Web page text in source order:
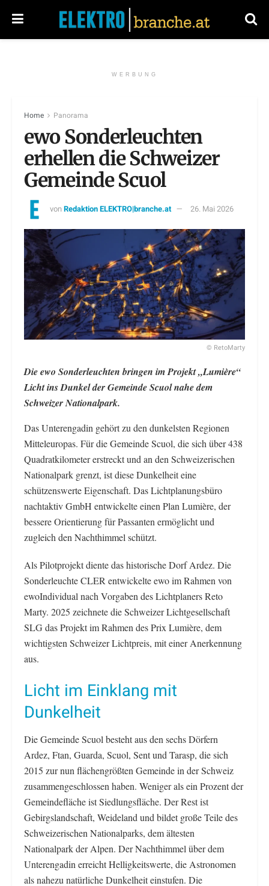
WERBUNG
Home Panorama
ewo Sonderleuchten
erhellen die Schweizer
Gemeinde Scuol
vonRedaktion ELEKTRO|branche.at 26. Mai 2026
© RetoMarty
Die ewo Sonderleuchten bringen im Projekt „Lumière“
Licht ins Dunkel der Gemeinde Scuol nahe dem
Schweizer Nationalpark.
Das Unterengadin gehört zu den dunkelsten Regionen
Mitteleuropas. Für die Gemeinde Scuol, die sich über 438
Quadratkilometer erstreckt und an den Schweizerischen
Nationalpark grenzt, ist diese Dunkelheit eine
schützenswerte Eigenschaft. Das Lichtplanungsbüro
nachtaktiv GmbH entwickelte einen Plan Lumière, der
bessere Orientierung für Passanten ermöglicht und
zugleich den Nachthimmel schützt.
Als Pilotprojekt diente das historische Dorf Ardez. Die
Sonderleuchte CLER entwickelte ewo im Rahmen von
ewoIndividual nach Vorgaben des Lichtplaners Reto
Marty. 2025 zeichnete die Schweizer Lichtgesellschaft
SLG das Projekt im Rahmen des Prix Lumière, dem
wichtigsten Schweizer Lichtpreis, mit einer Anerkennung
aus.
Licht im Einklang mit
Dunkelheit
Die Gemeinde Scuol besteht aus den sechs Dörfern
Ardez, Ftan, Guarda, Scuol, Sent und Tarasp, die sich
2015 zur nun flächengrößten Gemeinde in der Schweiz
zusammengeschlossen haben. Weniger als ein Prozent der
Gemeindefläche ist Siedlungsfläche. Der Rest ist
Gebirgslandschaft, Weideland und bildet große Teile des
Schweizerischen Nationalparks, dem ältesten
Nationalpark der Alpen. Der Nachthimmel über dem
Unterengadin erreicht Helligkeitswerte, die Astronomen
als nahezu natürliche Dunkelheit einstufen. Die